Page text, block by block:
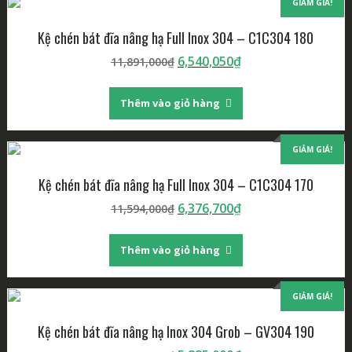
Kệ chén bát đĩa nâng hạ Full Inox 304 – C1C304 180
11,891,000₫ Giá
là:
11,891,000₫.
6,540,050₫Giá
6,540,050₫.
Thêm vào giỏ hàng
GIẢM GIÁ!
Kệ chén bát đĩa nâng hạ Full Inox 304 – C1C304 170
11,594,000₫ Giá
là:
11,594,000₫.
6,376,700₫Giá
6,376,700₫.
Thêm vào giỏ hàng
GIẢM GIÁ!
Kệ chén bát đĩa nâng hạ Inox 304 Grob – GV304 190